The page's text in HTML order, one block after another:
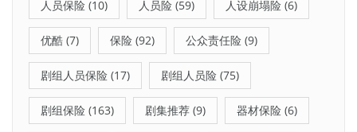
人员保险 (10) 人员险 (59) 人设崩塌险 (6)
优酷 (7) 保险 (92) 公众责任险 (9)
剧组人员保险 (17) 剧组人员险 (75)
剧组保险 (163) 剧集推荐 (9) 器材保险 (6)